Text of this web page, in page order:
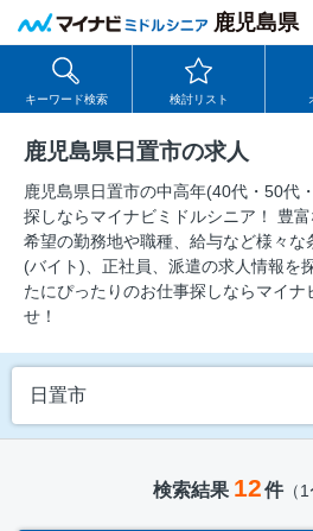
鹿児島県
キーワード検索 検討リスト
鹿児島県日置市の求人
鹿児島県日置市の中⾼年(40代・50代
探しならマイナビミドルシニア！ 豊
希望の勤務地や職種、給与など様々な
(バイト)、正社員、派遣の求人情報を
たにぴったりのお仕事探しならマイ
せ！
日置市
検索結果 12件（1